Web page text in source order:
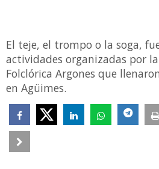
El teje, el trompo o la soga,
actividades organizadas por
Folclórica Argones que
en Agüimes.